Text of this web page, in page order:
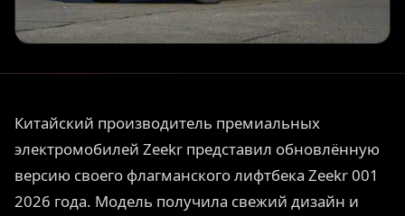
Китайский производитель премиальных
электромобилей Zeekr представил обновлённую
версию своего флагманского лифтбека Zeekr 001
2026 года. Модель получила свежий дизайн и